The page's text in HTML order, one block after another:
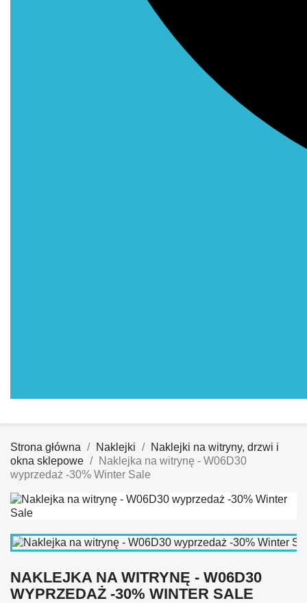
Strona główna Naklejki
Naklejki na witryny, drzwi i
okna sklepowe
Naklejka na witrynę - W06D30
wyprzedaż -30% Winter Sale
NAKLEJKA NA WITRYNĘ - W06D30
WYPRZEDAŻ -30% WINTER SALE